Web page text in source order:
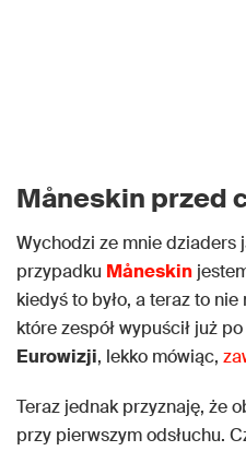
Måneskin przed
Wychodzi ze mnie dziaders
przypadku Måneskin
kiedyś to było, a teraz to
które zespół wypuścił już
Eurowizji, lekko mówiąc,
Teraz jednak przyznaję, że
przy pierwszym odsłuchu.